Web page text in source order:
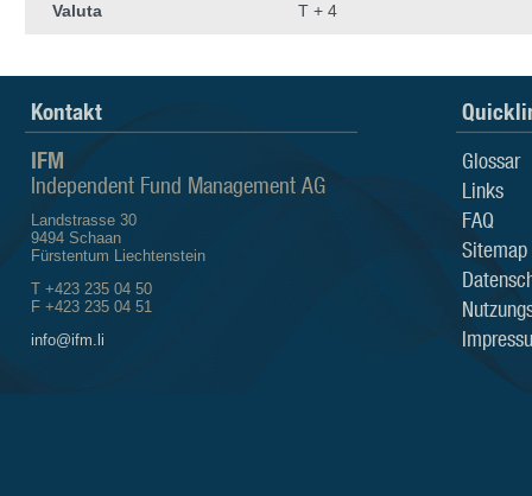
Valuta T + 4
Kontakt
IFM
Independent Fund Management AG
Landstrasse 30
9494 Schaan
Fürstentum Liechtenstein
T +423 235 04 50
F +423 235 04 51
info@ifm.li
Glossar
Links
FAQ
Sitemap